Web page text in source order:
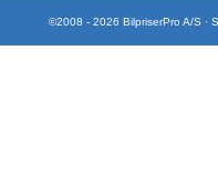
©2008 - 2026 BilpriserPro A/S ·